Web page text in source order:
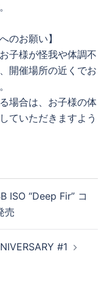
のお願い】
子様が怪我や体調不
開催場所の近くでお
場合は、お子様の体
ていただきますよう
ISO “Deep Fir” コ
売
#1